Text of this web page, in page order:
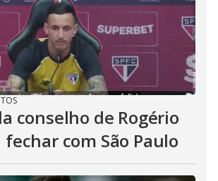
conselho de Rogério
com São Paulo